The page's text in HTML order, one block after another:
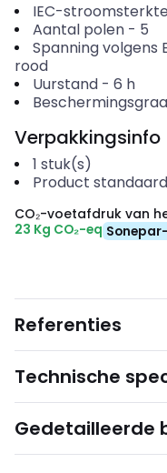
IEC-stroomsterkte
Aantal polen- 5
Spanning volgens
rood
Uurstand- 6 h
Verpakkingsinfo
1 stuk(s)
Product
CO₂-voetafdruk van
23 Kg CO₂-eq
Referenties
Technische
Gedetailleerde